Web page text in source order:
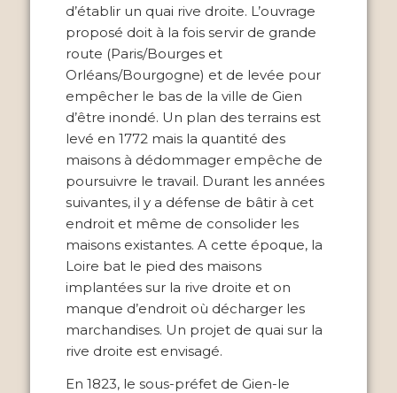
d’établir un quai rive droite. L’ouvrage
proposé doit à la fois servir de grande
route (Paris/Bourges et
Orléans/Bourgogne) et de levée pour
empêcher le bas de la ville de Gien
d’être inondé. Un plan des terrains est
levé en 1772 mais la quantité des
maisons à dédommager empêche de
poursuivre le travail. Durant les années
suivantes, il y a défense de bâtir à cet
endroit et même de consolider les
maisons existantes. A cette époque, la
Loire bat le pied des maisons
implantées sur la rive droite et on
manque d’endroit où décharger les
marchandises. Un projet de quai sur la
rive droite est envisagé.
En 1823, le sous-préfet de Gien-le